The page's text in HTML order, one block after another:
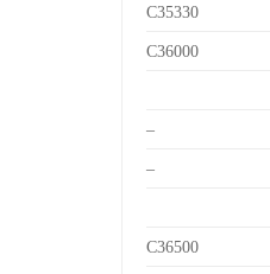
C35330
C36000
–
–
C36500